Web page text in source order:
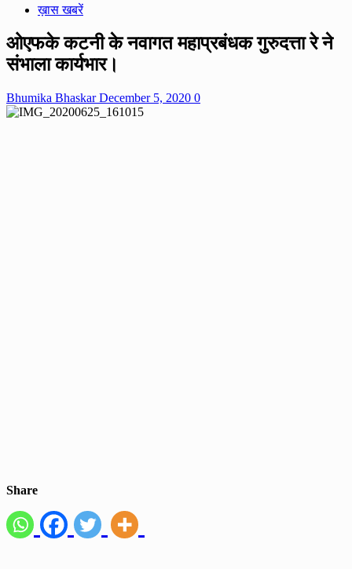
ख़ास खबरें
ओएफके कटनी के नवागत महाप्रबंधक गुरुदत्ता रे ने
संभाला कार्यभार।
Bhumika BhaskarDecember 5, 2020 0
Share